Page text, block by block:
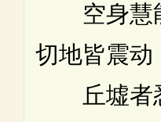
空身慧
切地皆震动
丘墟者